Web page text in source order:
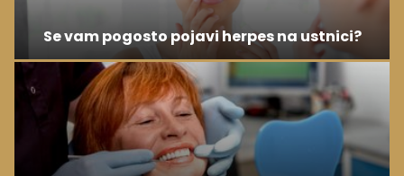
Se vam pogosto pojavi herpes na ustnici?